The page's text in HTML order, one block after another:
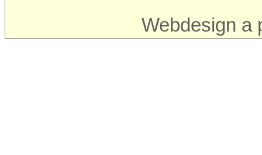
Webdesign a